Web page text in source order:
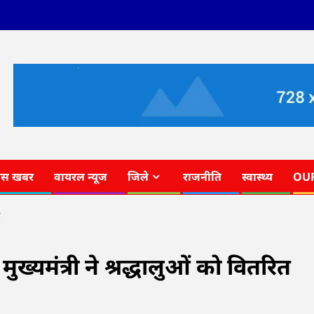
खबर वायरल न्यूज जिले राजनीति स्वास्थ्य
ने श्रद्धालुओं को वितरित